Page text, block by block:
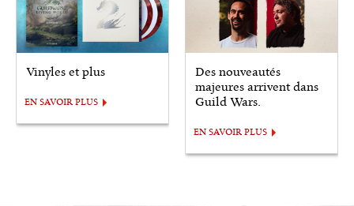
Vinyles et plus
EN SAVOIR PLUS
Des nouveautés
majeures arrivent dans
Guild Wars.
EN SAVOIR PLUS